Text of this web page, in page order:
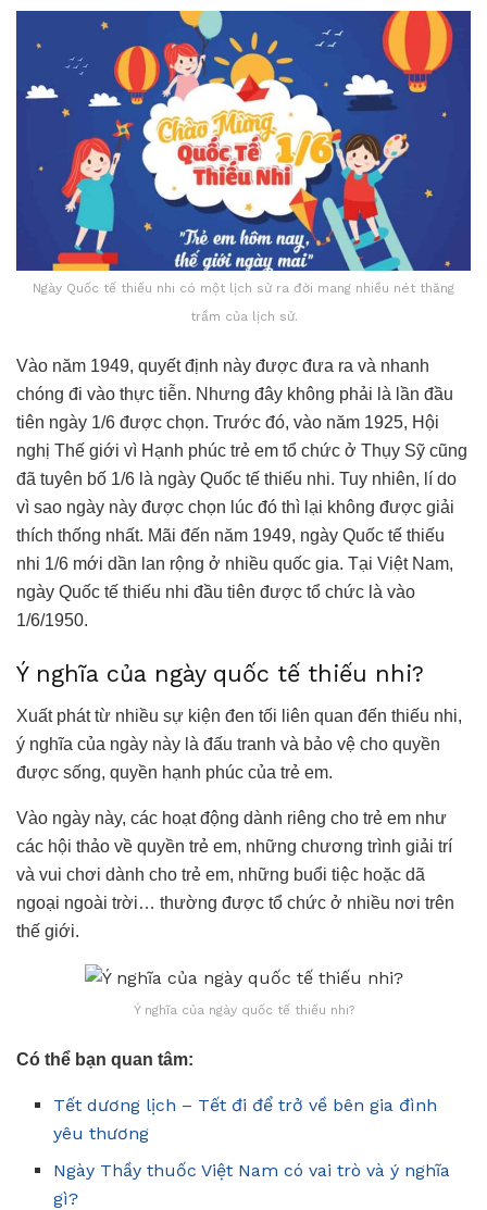
Ngày Quốc tế thiếu nhi có một lịch sử ra đời mang nhiều nét thăng
trầm của lịch sử.
Vào năm 1949, quyết định này được đưa ra và nhanh
chóng đi vào thực tiễn. Nhưng đây không phải là lần đầu
tiên ngày 1/6 được chọn. Trước đó, vào năm 1925, Hội
nghị Thế giới vì Hạnh phúc trẻ em tổ chức ở Thụy Sỹ cũng
đã tuyên bố 1/6 là ngày Quốc tế thiếu nhi. Tuy nhiên, lí do
vì sao ngày này được chọn lúc đó thì lại không được giải
thích thống nhất. Mãi đến năm 1949, ngày Quốc tế thiếu
nhi 1/6 mới dần lan rộng ở nhiều quốc gia. Tại Việt Nam,
ngày Quốc tế thiếu nhi đầu tiên được tổ chức là vào
1/6/1950.
Ý nghĩa của ngày quốc tế thiếu nhi?
Xuất phát từ nhiều sự kiện đen tối liên quan đến thiếu nhi,
ý nghĩa của ngày này là đấu tranh và bảo vệ cho quyền
được sống, quyền hạnh phúc của trẻ em.
Vào ngày này, các hoạt động dành riêng cho trẻ em như
các hội thảo về quyền trẻ em, những chương trình giải trí
và vui chơi dành cho trẻ em, những buổi tiệc hoặc dã
ngoại ngoài trời… thường được tổ chức ở nhiều nơi trên
thế giới.
Ý nghĩa của ngày quốc tế thiếu nhi?
Có thể bạn quan tâm:
Tết dương lịch – Tết đi để trở về bên gia đình
yêu thương
Ngày Thầy thuốc Việt Nam có vai trò và ý nghĩa
gì?